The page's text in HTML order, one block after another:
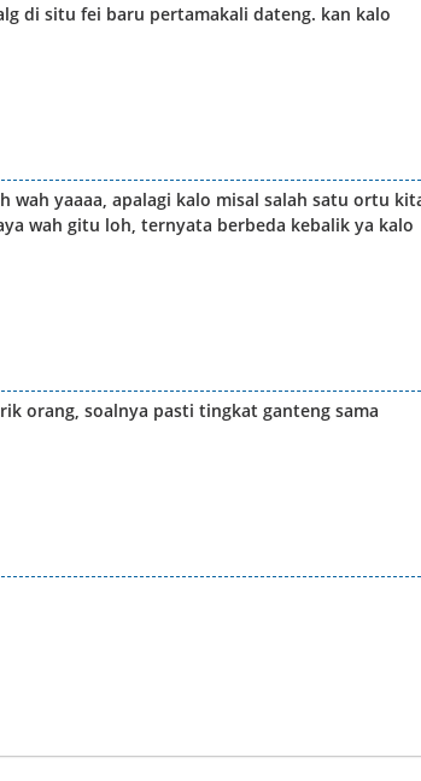
di situ fei baru pertamakali dateng. kan kalo
yaaaa, apalagi kalo misal salah satu ortu
wah gitu loh, ternyata berbeda kebalik ya kalo
orang, soalnya pasti tingkat ganteng sama